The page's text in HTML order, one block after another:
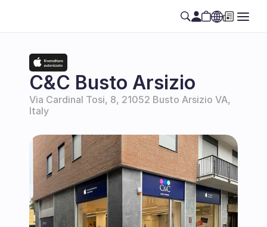
SE
C&C Busto Arsizio
Via Cardinal Tosi, 8, 21052 Busto Arsizio VA,
Italy